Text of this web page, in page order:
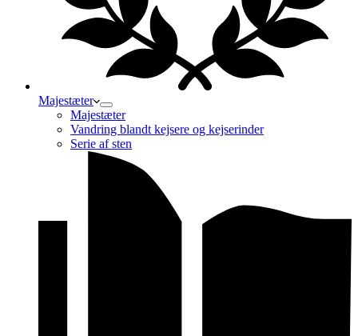
Majestæter
Majestæter
Vandring blandt kejsere og kejserinder
Serie af sten